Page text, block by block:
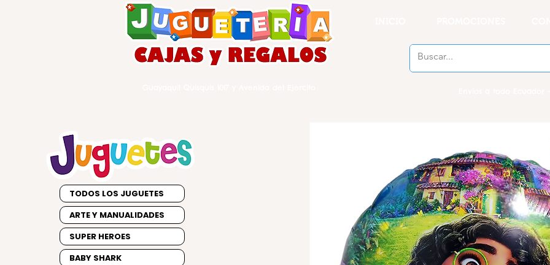
TODOS LOS JUGUETES
ARTE Y MANUALIDADES
SUPER HEROES
BABY SHARK